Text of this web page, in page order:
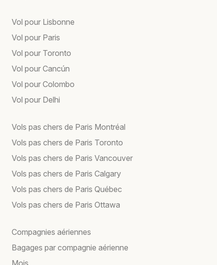
Vol pour Lisbonne
Vol pour Paris
Vol pour Toronto
Vol pour Cancún
Vol pour Colombo
Vol pour Delhi
Vols pas chers de Paris Montréal
Vols pas chers de Paris Toronto
Vols pas chers de Paris Vancouver
Vols pas chers de Paris Calgary
Vols pas chers de Paris Québec
Vols pas chers de Paris Ottawa
Compagnies aériennes
Bagages par compagnie aérienne
Mois